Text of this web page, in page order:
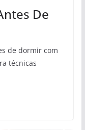
De
de dormir com
técnicas